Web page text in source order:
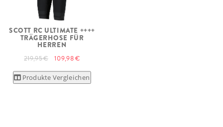
SCOTT RC ULTIMATE ++++
TRÄGERHOSE FÜR
HERREN
219,95 € 109,98 €
Produkte Vergleichen